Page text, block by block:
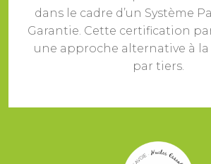
dans le cadre d’un Système
Garantie. Cette certification
une approche alternative à
par tiers.